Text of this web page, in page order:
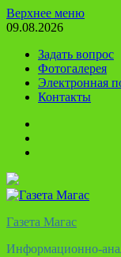
Перейти
к
Верхнее меню
09.08.2026
Задать вопрос
Фотогалерея
Электронная
Контакты
Газета Магас
Информационно-